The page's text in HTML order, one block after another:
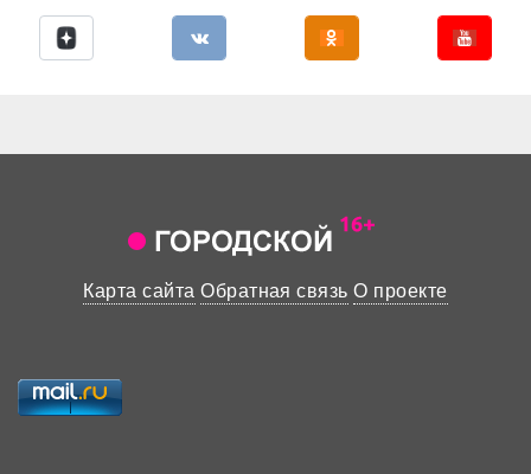
Карта сайта Обратная связь О проекте